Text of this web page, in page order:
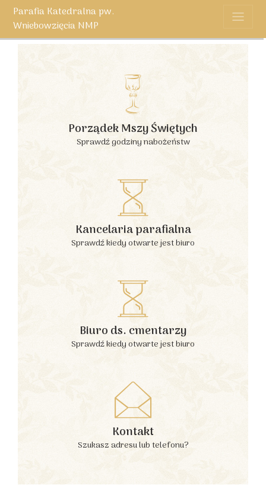
Parafia Katedralna pw.
Wniebowzięcia NMP
Porządek Mszy Świętych
Sprawdź godziny nabożeństw
Kancelaria parafialna
Sprawdź kiedy otwarte jest biuro
Biuro ds. cmentarzy
Sprawdź kiedy otwarte jest biuro
Kontakt
Szukasz adresu lub telefonu?